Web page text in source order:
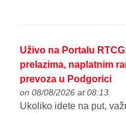
Uživo na Portalu
prelazima, naplatnim
prevoza u Podgorici
on 08/08/2026 at 08:13
Ukoliko idete na put,